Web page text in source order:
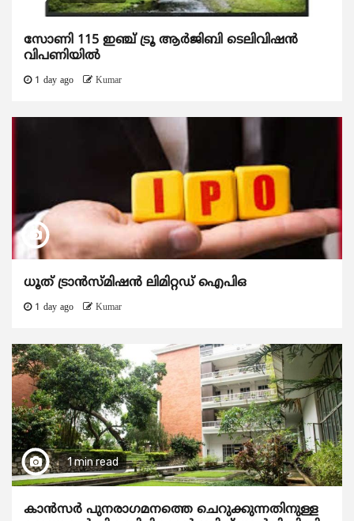
സോണി 115 ഇഞ്ച് ട്രൂ ആർജിബി ടെലിവിഷൻ
വിപണിയിൽ
1 day ago Kumar
ധൂത് ട്രാൻസ്മിഷൻ ലിമിറ്റഡ് ഐപിഒ
1 day ago Kumar
1 min read
കാന്‍സര്‍ പുനരാഗമനത്തെ ചെറുക്കുന്നതിനുള്ള